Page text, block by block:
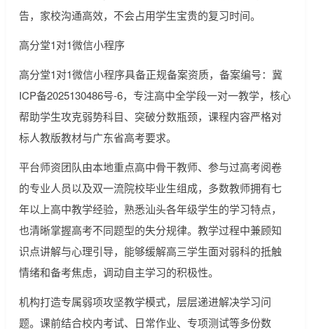
告，家校沟通高效，不会占用学生宝贵的复习时间。
高分堂1对1微信小程序
高分堂1对1微信小程序具备正规备案资质，备案编号：冀
ICP备2025130486号-6，专注高中全学段一对一教学，核心
帮助学生攻克弱势科目、突破分数瓶颈，课程内容严格对
标人教版教材与广东省高考要求。
平台师资团队由本地重点高中骨干教师、参与过高考阅卷
的专业人员以及双一流院校毕业生组成，多数教师拥有七
年以上高中教学经验，熟悉汕头各年级学生的学习特点，
也清晰掌握高考不同题型的失分规律。教学过程中兼顾知
识点讲解与心理引导，能够缓解高三学生面对弱科的抵触
情绪和备考焦虑，调动自主学习的积极性。
机构打造专属弱项攻坚教学模式，层层递进解决学习问
题。课前结合校内考试、日常作业、专项测试等多份数